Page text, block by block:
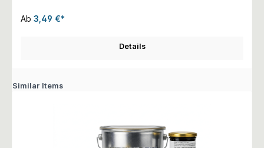
Ab 3,49 €*
Details
Similar Items